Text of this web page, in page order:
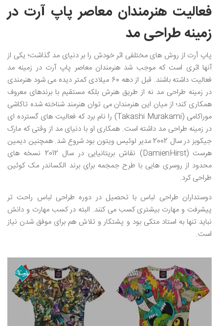
فعالیت هنرمندان معاصر پاپ آرت در
زمینه طراحی مد
پاپ آرت از روش های مختلفی اثر خودش را بر دنیای مد گذاشت؛ یکی از
آنها اثری است که موجب شد هنرمندان معاصر پاپ آرت در زمینه مد
فعالیت داشته باشند. قبل از دهه 60 میلادی کمتر دیده می شود هنرمندی
در زمینه طراحی مد نه از طریق هنرش بلکه مستقیم با برندهای معروف
همکاری کند؛ از میان این هنرمندان می توان هنرمند شناخته شده تاکاشی
موراکامی (Takashi Murakami) را نام برد که فعالیت های گسترده ای
در زمینه طراحی مد داشته است. همکاری او با دنیای مد از وقتی که مارک
جیکوبز در سال 2002 مدیر لوئیس ویتون بود شروع شد. همچنین دیمین
هرست (DamienHirst) نقاش بریتانیایی در سال 2012 نسخه های
محدود از روسری هایی با طرح جمجمه برای برند الکساندر مک کوئین
طراحی کرد.
دوستداران طراحی لباس با تحصیل در دوره طراحی لباس راحت تر
پیشرفت و مهارت بیشتری کسب می کنند. البته در کسب مهارت و دانش
نباید تنها به استاد متکی بود و پشتکار و تلاش هم برای موفق شدن نیاز
است.